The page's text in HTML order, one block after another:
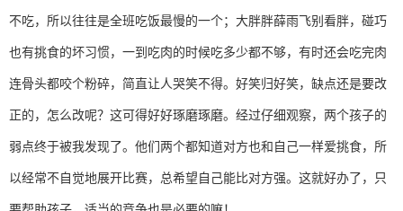
不吃，所以往往是全班吃饭最慢的一个；大胖胖薛雨飞别看胖，碰巧
也有挑食的坏习惯，一到吃肉的时候吃多少都不够，有时还会吃完肉
连骨头都咬个粉碎，简直让人哭笑不得。好笑归好笑，缺点还是要改
正的，怎么改呢？这可得好好琢磨琢磨。经过仔细观察，两个孩子的
弱点终于被我发现了。他们两个都知道对方也和自己一样爱挑食，所
以经常不自觉地展开比赛，总希望自己能比对方强。这就好办了，只